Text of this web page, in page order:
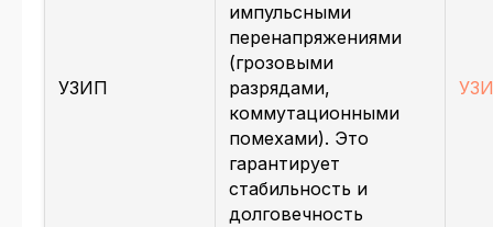
УЗИП
импульсными
перенапряжениями
(грозовыми
разрядами,
коммутационными
помехами). Это
гарантирует
стабильность и
долговечность